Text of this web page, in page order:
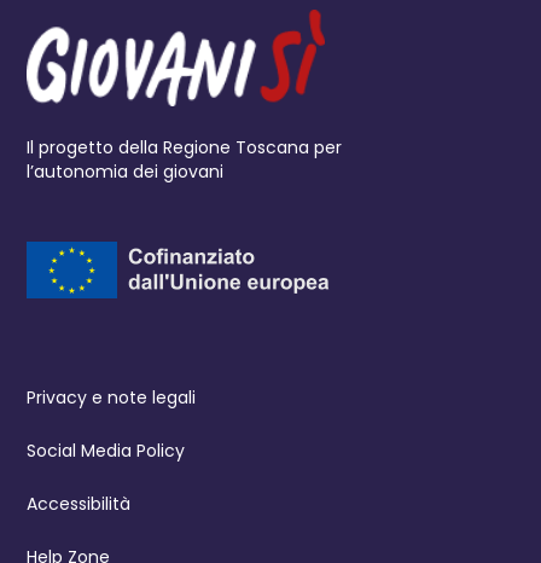
Il progetto della Regione Toscana per
l’autonomia dei giovani
Privacy e note legali
Social Media Policy
Accessibilità
Help Zone